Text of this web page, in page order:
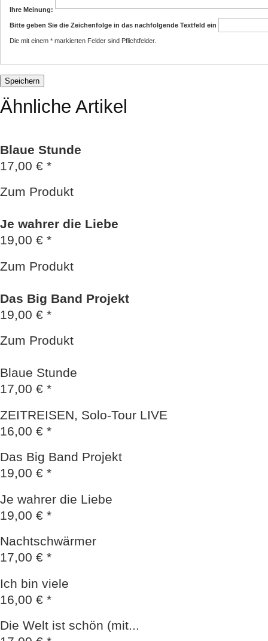
Ihre Meinung:
Bitte geben Sie die Zeichenfolge in das nachfolgende Textfeld ein
Die mit einem * markierten Felder sind Pflichtfelder.
Ähnliche Artikel
Blaue Stunde
17,00 € *
Zum Produkt
Je wahrer die Liebe
19,00 € *
Zum Produkt
Das Big Band Projekt
19,00 € *
Zum Produkt
Blaue Stunde
17,00 € *
ZEITREISEN, Solo-Tour LIVE
16,00 € *
Das Big Band Projekt
19,00 € *
Je wahrer die Liebe
19,00 € *
Nachtschwärmer
17,00 € *
Ich bin viele
16,00 € *
Die Welt ist schön (mit...